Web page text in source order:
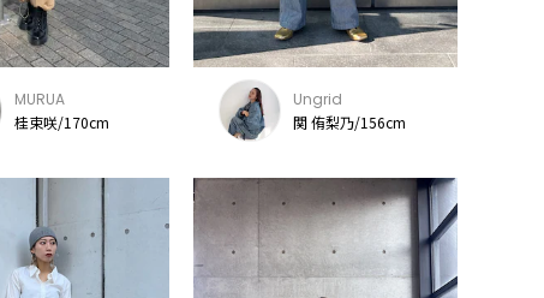
MURUA
桂束咲/170cm
Ungrid
関 侑梨乃/156cm